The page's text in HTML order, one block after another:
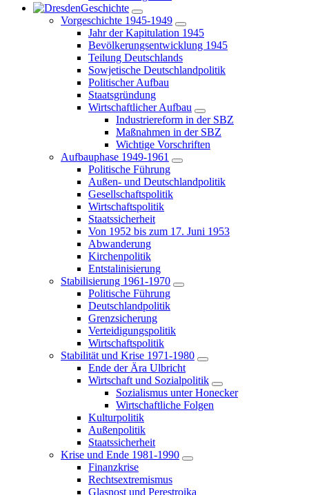
Geschichte
Vorgeschichte 1945-1949
Jahr der Kapitulation 1945
Bevölkerungsentwicklung 1945
Teilung Deutschlands
Sowjetische Deutschlandpolitik
Politischer Aufbau
Staatsgründung
Wirtschaftlicher Aufbau
Industriereform in der SBZ
Maßnahmen in der SBZ
Wichtige Vorschriften
Aufbauphase 1949-1961
Politische Führung
Außen- und Deutschlandpolitik
Gesellschaftspolitik
Wirtschaftspolitik
Staatssicherheit
Von 1952 bis zum 17. Juni 1953
Abwanderung
Kirchenpolitik
Entstalinisierung
Stabilisierung 1961-1970
Politische Führung
Deutschlandpolitik
Grenzsicherung
Verteidigungspolitik
Wirtschaftspolitik
Stabilität und Krise 1971-1980
Ende der Ära Ulbricht
Wirtschaft und Sozialpolitik
Sozialismus unter Honecker
Wirtschaftliche Folgen
Kulturpolitik
Außenpolitik
Staatssicherheit
Krise und Ende 1981-1990
Finanzkrise
Rechtsextremismus
Glasnost und Perestroika